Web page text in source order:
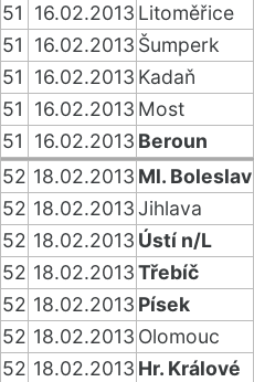
51
16.02.2013 Litoměřice
51
16.02.2013 Šumperk
51
16.02.2013 Kadaň
51
16.02.2013 Most
51
16.02.2013 Beroun
52 18.02.2013 Ml. Boleslav
52 18.02.2013Jihlava
52 18.02.2013 Ústí n/L
52 18.02.2013Třebíč
52 18.02.2013 Písek
52 18.02.2013 Olomouc
52 18.02.2013 Hr. Králové